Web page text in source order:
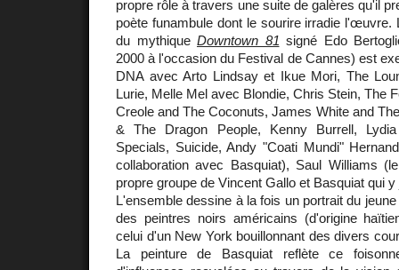
propre rôle à travers une suite de galères qu'il
poète funambule dont le sourire irradie l'œuvre.
du mythique Downtown 81 signé Edo
2000 à l'occasion du Festival de Cannes) est
DNA avec Arto Lindsay et Ikue Mori, The
Lurie, Melle Mel avec Blondie, Chris Stein, The
Creole and The Coconuts, James White and
& The Dragon People, Kenny Burrell,
Specials, Suicide, Andy "Coati Mundi"
collaboration avec Basquiat), Saul Williams
propre groupe de Vincent Gallo et Basquiat qui
L'ensemble dessine à la fois un portrait du
des peintres noirs américains (d'origine
celui d'un New York bouillonnant des divers
La peinture de Basquiat reflète ce